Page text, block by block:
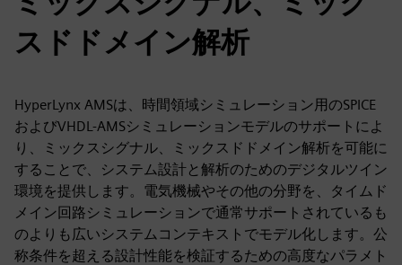
スドドメイン解析
HyperLynx AMSは、時間領域シミュレーション用のSPICE
およびVHDL-AMSシミュレーションモデルのサポートによ
り、ミックスシグナル、ミックスドドメイン解析を可能に
することで、システム設計と解析のためのデジタルツイン
環境を提供します。電気機械やその他の分野を、タイムド
メイン回路シミュレーションで通常サポートされているも
のよりも広いシステムコンテキストでモデル化します。公
称条件を超える設計性能を検証するための高度なパラメト